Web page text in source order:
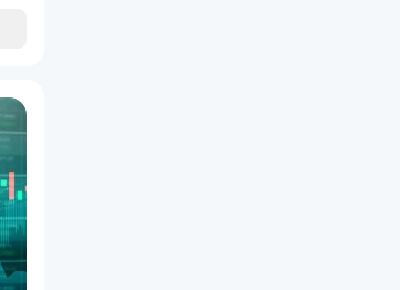
용을 권장합니다:
트)
됩니다.